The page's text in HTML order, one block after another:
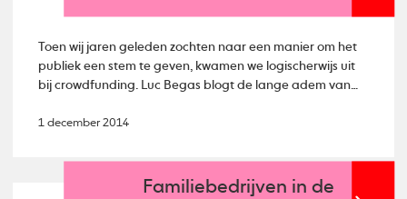
Toen wij jaren geleden zochten naar een manier om het
publiek een stem te geven, kwamen we logischerwijs uit
bij crowdfunding. Luc Begas blogt de lange adem van
1 december 2014
Familiebedrijven in de